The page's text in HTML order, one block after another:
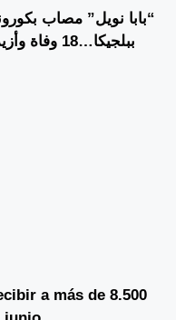
“بابا نويل” مصاب
ببلجيكا…18 وفاة وأزيد من 120 مصاب بالفيروس
a más de 8.500